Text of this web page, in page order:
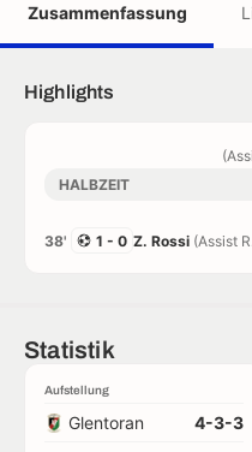
Zusammenfassung
Highlights
HALBZEIT
38'
1 - 0 Z. Rossi (Assist
Statistik
Aufstellung
Glentoran
4-3-3